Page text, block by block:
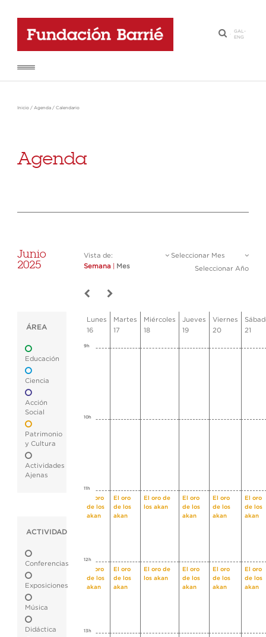
·
GAL-
ENG
Inicio / Agenda / Calendario
Agenda
Junio
2025
Vista de:
Semana
Mes
Seleccionar Mes
Seleccionar Año
ÁREA
Educación
Ciencia
Acción
Social
Patrimonio
y Cultura
Actividades
Ajenas
ACTIVIDAD
Conferencias
Exposiciones
Música
Didáctica
Lunes
16
Martes
17
Miércoles
18
Jueves
19
Viernes
20
21
9h
10h
11h
El oro
de los
akan
El oro
de los
akan
El oro de
los akan
El oro
de los
akan
El oro
de los
akan
El oro
de los
akan
12h
El oro
de los
akan
El oro
de los
akan
El oro de
los akan
El oro
de los
akan
El oro
de los
akan
El oro
de los
akan
13h